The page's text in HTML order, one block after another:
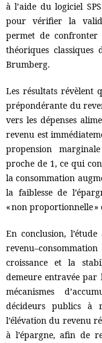
à l’aide du logiciel
pour vérifier la
permet de confronter
théoriques
Brumberg.
Les résultats révèlent
prépondérante du
vers les dépenses
revenu est
propension
proche de 1, ce qui
la consommation
la faiblesse de
« non proportionnelle »
En conclusion,
croissance et la
demeure entravée par
mécanismes
décideurs publics à
l’élévation du revenu
à l’épargne, afin de